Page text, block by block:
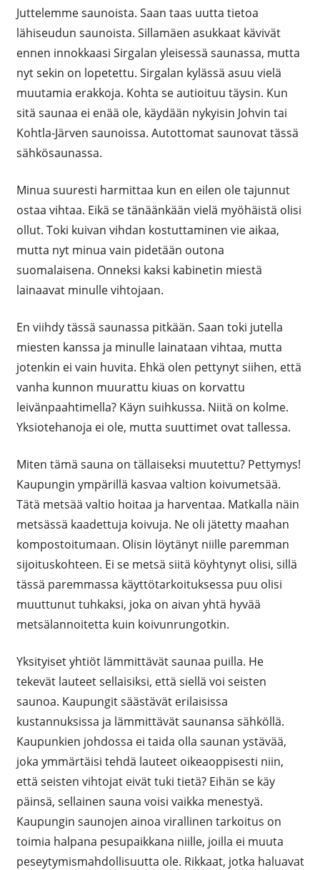
Juttelemme saunoista. Saan taas uutta tietoa
lähiseudun saunoista. Sillamäen asukkaat kävivät
ennen innokkaasi Sirgalan yleisessä saunassa, mutta
nyt sekin on lopetettu. Sirgalan kylässä asuu vielä
muutamia erakkoja. Kohta se autioituu täysin. Kun
sitä saunaa ei enää ole, käydään nykyisin Johvin tai
Kohtla-Järven saunoissa. Autottomat saunovat tässä
sähkösaunassa.
Minua suuresti harmittaa kun en eilen ole tajunnut
ostaa vihtaa. Eikä se tänäänkään vielä myöhäistä olisi
ollut. Toki kuivan vihdan kostuttaminen vie aikaa,
mutta nyt minua vain pidetään outona
suomalaisena. Onneksi kaksi kabinetin miestä
lainaavat minulle vihtojaan.
En viihdy tässä saunassa pitkään. Saan toki jutella
miesten kanssa ja minulle lainataan vihtaa, mutta
jotenkin ei vain huvita. Ehkä olen pettynyt siihen, että
vanha kunnon muurattu kiuas on korvattu
leivänpaahtimella? Käyn suihkussa. Niitä on kolme.
Yksiotehanoja ei ole, mutta suuttimet ovat tallessa.
Miten tämä sauna on tällaiseksi muutettu? Pettymys!
Kaupungin ympärillä kasvaa valtion koivumetsää.
Tätä metsää valtio hoitaa ja harventaa. Matkalla näin
metsässä kaadettuja koivuja. Ne oli jätetty maahan
kompostoitumaan. Olisin löytänyt niille paremman
sijoituskohteen. Ei se metsä siitä köyhtynyt olisi, sillä
tässä paremmassa käyttötarkoituksessa puu olisi
muuttunut tuhkaksi, joka on aivan yhtä hyvää
metsälannoitetta kuin koivunrungotkin.
Yksityiset yhtiöt lämmittävät saunaa puilla. He
tekevät lauteet sellaisiksi, että siellä voi seisten
saunoa. Kaupungit säästävät erilaisissa
kustannuksissa ja lämmittävät saunansa sähköllä.
Kaupunkien johdossa ei taida olla saunan ystävää,
joka ymmärtäisi tehdä lauteet oikeaoppisesti niin,
että seisten vihtojat eivät tuki tietä? Eihän se käy
päinsä, sellainen sauna voisi vaikka menestyä.
Kaupungin saunojen ainoa virallinen tarkoitus on
toimia halpana pesupaikkana niille, joilla ei muuta
peseytymismahdollisuutta ole. Rikkaat, jotka haluavat